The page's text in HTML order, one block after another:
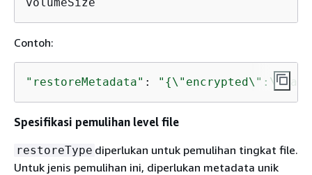
Contoh:
"restoreMetadata" : " {
Spesifikasi pemulihan level file
restoreType diperlukan untuk pemulihan tingkat file.
Untuk jenis pemulihan ini, diperlukan metadata unik